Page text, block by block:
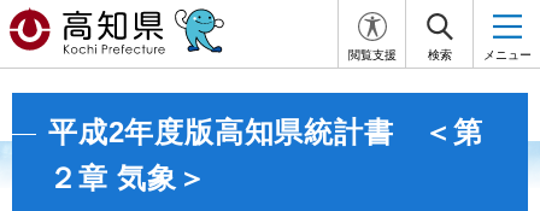
閲覧支援 検索 メニュー
平成2年度版高知県統計書 ＜第
２章 気象＞